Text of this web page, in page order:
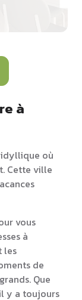
à
où
Cette ville
vous
à
les
de
Que
y a toujours